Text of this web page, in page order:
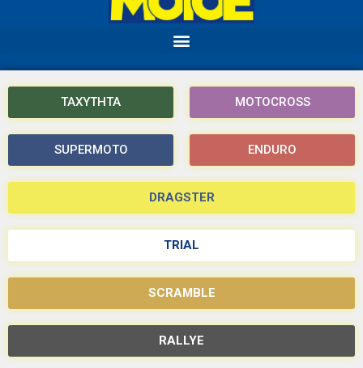
ΤΑΧΥΤΗΤΑ MOTOCROSS
SUPERMOTO ENDURO
DRAGSTER
TRIAL
SCRAMBLE
RALLYE